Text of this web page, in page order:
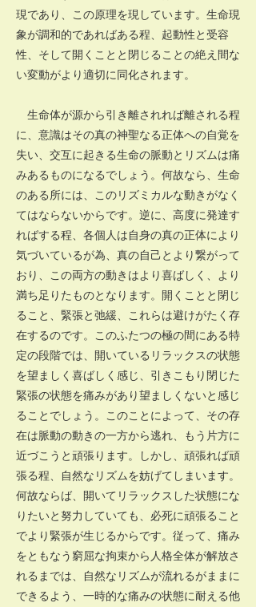
現であり、この原理を現しています。生命現
象が調和的であればある程、起動性と受容
性、そして開くことと閉じることの絶え間な
い変動がより適切に同化されます。
生命体が源から引き離されれば離される程
に、意識はその真の神聖なる正体への自覚を
失い、交互に起きる生命の脈動とリズムは痛
みあるものになるでしょう。何故なら、生命
のある所には、このリズミカルな動きがなく
てはならないからです。逆に、高度に発達す
ればする程、各個人は自身の真の正体により
気づいているが為、真の自己とより繋がって
おり、この両方の動きはより喜ばしく、より
満ち足りたものとなります。開くことと閉じ
ること、緊張と弛緩、これらは避けがたく存
在するのです。このふたつの極の間にある特
定の段階では、開いているリラックスの状態
を望ましく喜ばしく感じ、引きこもり閉じた
緊張の状態を痛みがあり望ましくないと感じ
ることでしょう。このことによって、その存
在は脈動の動きの一方から逃れ、もう片方に
近づこうと頑張ります。しかし、頑張れば頑
張る程、自然なリズムを妨げてしまいます。
何故ならば、開いてリラックスした状態にな
りたいと努力していても、必死に頑張ること
でより緊張が生じるからです。従って、痛み
をともなう窮屈な拘束から人格全体が解放さ
れるまでは、自然なリズムが流れるがままに
できるよう、一時的な痛みの状態に耐える他